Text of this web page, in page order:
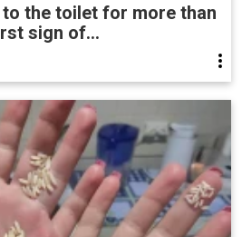
to the toilet for more than
sign of...